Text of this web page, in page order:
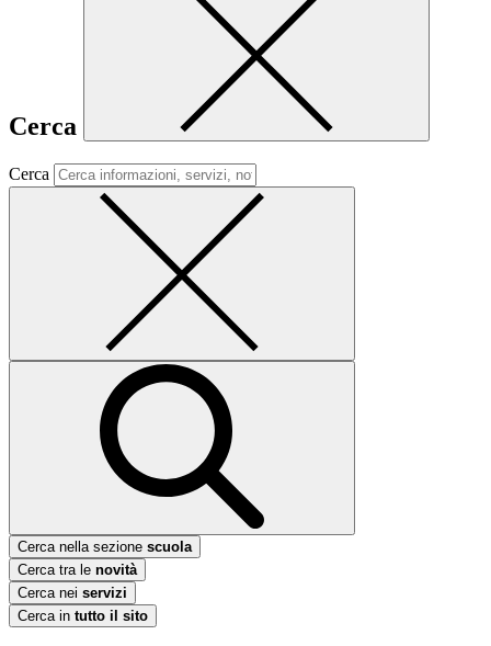
Cerca
Cerca
Cerca nella sezione scuola
Cerca tra le novità
Cerca nei servizi
Cerca in tutto il sito